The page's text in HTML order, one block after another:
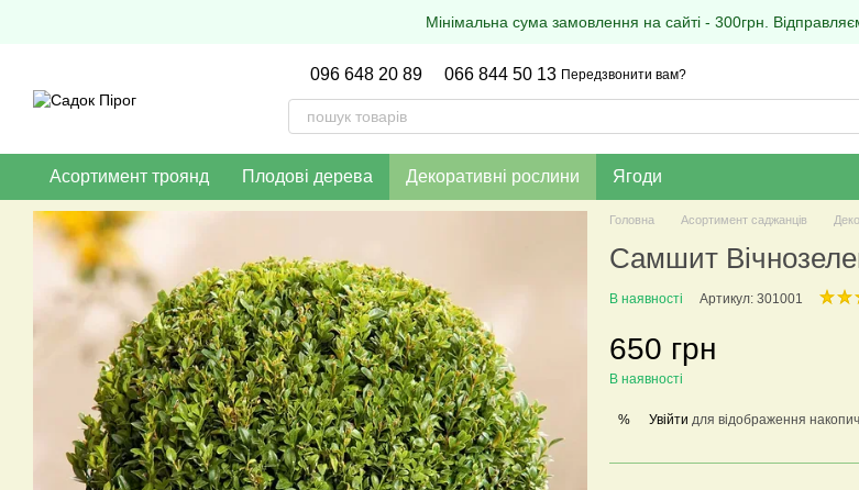
Мінімальна сума замовлення на сайті - 300грн.
096 648 20 89 066 844 50 13 Передзвонити вам?
Асортимент троянд Плодові дерева Декоративні рослини Ягоди
Головна Асортимент саджанців
Самшит
В наявності Артикул: 301001
650 грн
В наявності
% Увійти для відображення